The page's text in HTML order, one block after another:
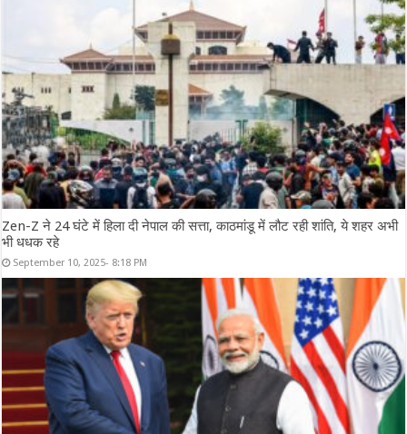
Zen-Z ने 24 घंटे में हिला दी नेपाल की सत्ता, काठमांडू में लौट रही शांति, ये शहर अभी
भी धधक रहे
September 10, 2025- 8:18 PM